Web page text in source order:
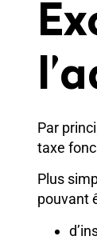
Par
taxe
Plus
pouvant